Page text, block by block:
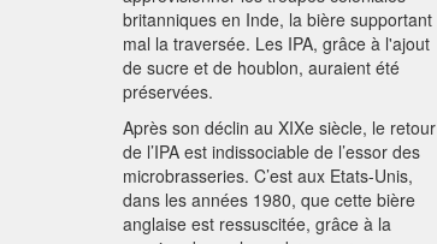
britanniques en Inde, la bière supportant
mal la traversée. Les IPA, grâce à l'ajout
de sucre et de houblon, auraient été
préservées.
Après son déclin au XIXe siècle, le retour
de l’IPA est indissociable de l’essor des
microbrasseries. C’est aux Etats-Unis,
dans les années 1980, que cette bière
anglaise est ressuscitée, grâce à la